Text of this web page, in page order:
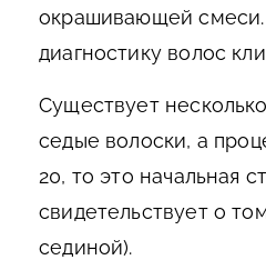
окрашивающей смеси.
диагностику волос
Существует
седые волоски, а
20, то это начальная
свидетельствует о
сединой).